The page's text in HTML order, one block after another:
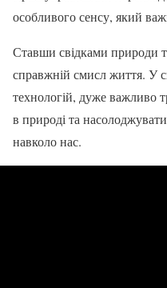
особливого сенсу, який
Ставши свідками природи
справжній смисл життя. У
технологій, дуже важливо
в природі та
навколо нас.